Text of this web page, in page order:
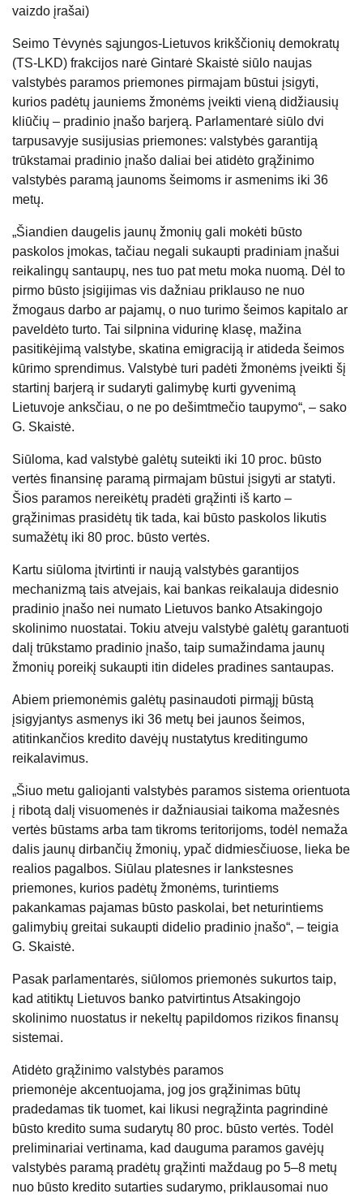
vaizdo įrašai)
Seimo Tėvynės sąjungos-Lietuvos krikščionių demokratų
(TS-LKD) frakcijos narė Gintarė Skaistė siūlo naujas
valstybės paramos priemones pirmajam būstui įsigyti,
kurios padėtų jauniems žmonėms įveikti vieną didžiausių
kliūčių – pradinio įnašo barjerą. Parlamentarė siūlo dvi
tarpusavyje susijusias priemones: valstybės garantiją
trūkstamai pradinio įnašo daliai bei atidėto grąžinimo
valstybės paramą jaunoms šeimoms ir asmenims iki 36
metų.
„Šiandien daugelis jaunų žmonių gali mokėti būsto
paskolos įmokas, tačiau negali sukaupti pradiniam įnašui
reikalingų santaupų, nes tuo pat metu moka nuomą. Dėl to
pirmo būsto įsigijimas vis dažniau priklauso ne nuo
žmogaus darbo ar pajamų, o nuo turimo šeimos kapitalo ar
paveldėto turto. Tai silpnina vidurinę klasę, mažina
pasitikėjimą valstybe, skatina emigraciją ir atideda šeimos
kūrimo sprendimus. Valstybė turi padėti žmonėms įveikti šį
startinį barjerą ir sudaryti galimybę kurti gyvenimą
Lietuvoje anksčiau, o ne po dešimtmečio taupymo“, – sako
G. Skaistė.
Siūloma, kad valstybė galėtų suteikti iki 10 proc. būsto
vertės finansinę paramą pirmajam būstui įsigyti ar statyti.
Šios paramos nereikėtų pradėti grąžinti iš karto –
grąžinimas prasidėtų tik tada, kai būsto paskolos likutis
sumažėtų iki 80 proc. būsto vertės.
Kartu siūloma įtvirtinti ir naują valstybės garantijos
mechanizmą tais atvejais, kai bankas reikalauja didesnio
pradinio įnašo nei numato Lietuvos banko Atsakingojo
skolinimo nuostatai. Tokiu atveju valstybė galėtų garantuoti
dalį trūkstamo pradinio įnašo, taip sumažindama jaunų
žmonių poreikį sukaupti itin dideles pradines santaupas.
Abiem priemonėmis galėtų pasinaudoti pirmąjį būstą
įsigyjantys asmenys iki 36 metų bei jaunos šeimos,
atitinkančios kredito davėjų nustatytus kreditingumo
reikalavimus.
„Šiuo metu galiojanti valstybės paramos sistema orientuota
į ribotą dalį visuomenės ir dažniausiai taikoma mažesnės
vertės būstams arba tam tikroms teritorijoms, todėl nemaža
dalis jaunų dirbančių žmonių, ypač didmiesčiuose, lieka be
realios pagalbos. Siūlau platesnes ir lankstesnes
priemones, kurios padėtų žmonėms, turintiems
pakankamas pajamas būsto paskolai, bet neturintiems
galimybių greitai sukaupti didelio pradinio įnašo“, – teigia
G. Skaistė.
Pasak parlamentarės, siūlomos priemonės sukurtos taip,
kad atitiktų Lietuvos banko patvirtintus Atsakingojo
skolinimo nuostatus ir nekeltų papildomos rizikos finansų
sistemai.
Atidėto grąžinimo valstybės paramos
priemonėje akcentuojama, jog jos grąžinimas būtų
pradedamas tik tuomet, kai likusi negrąžinta pagrindinė
būsto kredito suma sudarytų 80 proc. būsto vertės. Todėl
preliminariai vertinama, kad dauguma paramos gavėjų
valstybės paramą pradėtų grąžinti maždaug po 5–8 metų
nuo būsto kredito sutarties sudarymo, priklausomai nuo